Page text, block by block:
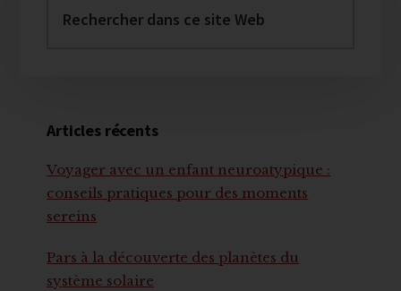
latérale
dans
Articles récents
Voyager avec un enfant neuroatypique :
conseils pratiques pour des moments
sereins
Pars à la découverte des planètes du
système solaire